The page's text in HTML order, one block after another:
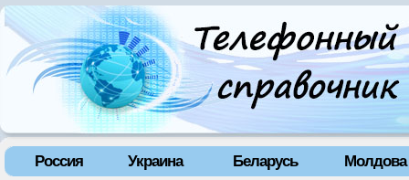
Россия Украина Беларусь Молдова